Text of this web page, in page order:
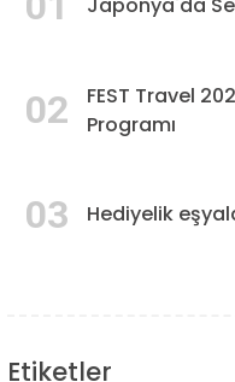
Japonya'da
02
FEST Travel
Programı
03 Hediyelik
Etiketler